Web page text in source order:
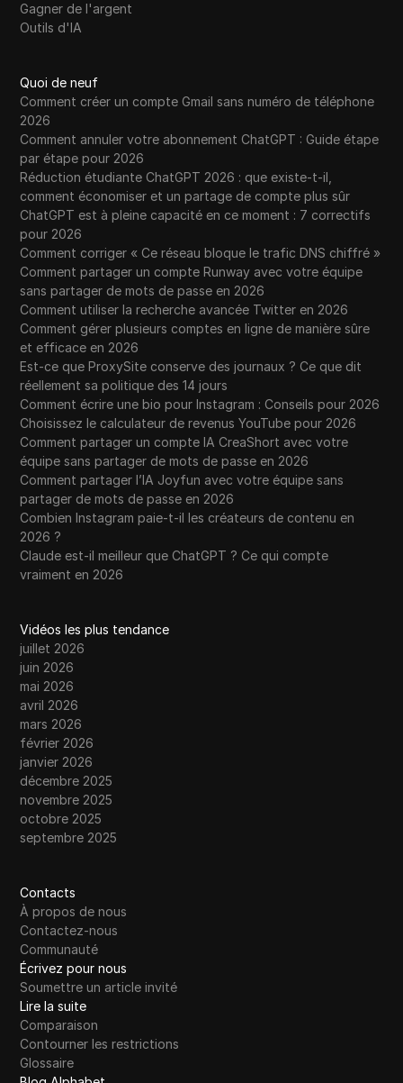
Gagner de l'argent
Outils d'IA
Quoi de neuf
Comment créer un compte Gmail sans numéro de téléphone
2026
Comment annuler votre abonnement ChatGPT : Guide étape
par étape pour 2026
Réduction étudiante ChatGPT 2026 : que existe-t-il,
comment économiser et un partage de compte plus sûr
ChatGPT est à pleine capacité en ce moment : 7 correctifs
pour 2026
Comment corriger « Ce réseau bloque le trafic DNS chiffré »
Comment partager un compte Runway avec votre équipe
sans partager de mots de passe en 2026
Comment utiliser la recherche avancée Twitter en 2026
Comment gérer plusieurs comptes en ligne de manière sûre
et efficace en 2026
Est-ce que ProxySite conserve des journaux ? Ce que dit
réellement sa politique des 14 jours
Comment écrire une bio pour Instagram : Conseils pour 2026
Choisissez le calculateur de revenus YouTube pour 2026
Comment partager un compte IA CreaShort avec votre
équipe sans partager de mots de passe en 2026
Comment partager l’IA Joyfun avec votre équipe sans
partager de mots de passe en 2026
Combien Instagram paie-t-il les créateurs de contenu en
2026 ?
Claude est-il meilleur que ChatGPT ? Ce qui compte
vraiment en 2026
Vidéos les plus tendance
juillet 2026
juin 2026
mai 2026
avril 2026
mars 2026
février 2026
janvier 2026
décembre 2025
novembre 2025
octobre 2025
septembre 2025
Contacts
À propos de nous
Contactez-nous
Communauté
Écrivez pour nous
Soumettre un article invité
Lire la suite
Comparaison
Contourner les restrictions
Glossaire